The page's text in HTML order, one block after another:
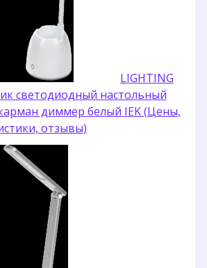
LIGHTING
светодиодный настольный
диммер белый IEK (Цены,
отзывы)